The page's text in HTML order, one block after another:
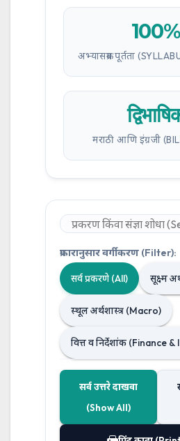
100%
अभ्यासक्रम पूर्तता
मराठी आणि इंग्रजी
प्रकारानुसार वर्गीकरण (Filter):
सर्व प्रकरणे (All) सूक्ष्म
स्थूल अर्थशास्त्र (Macro)
वित्त व निर्देशांक (Finance
सर्व उत्तरे दाखवा
(Show All)